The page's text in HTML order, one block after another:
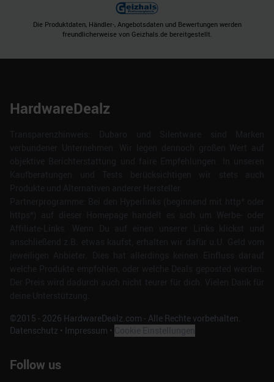
Die Produktdaten, Händler-, Angebotsdaten und Bewertungen werden
freundlicherweise von Geizhals.de bereitgestellt.
HardwareDealz
©2015 - 2026 HardwareDealz.com - Alle Rechte vorbehalten.
Datenschutz • Impressum •
Follow us